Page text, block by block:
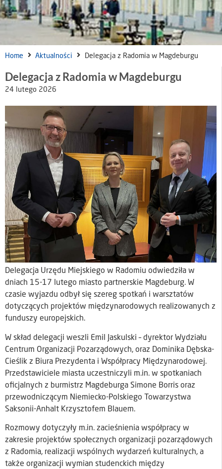
Home Aktualności Delegacja z Radomia w Magdeburgu
Delegacja z Radomia w Magdeburgu
24 lutego 2026
Delegacja Urzędu Miejskiego w Radomiu odwiedziła w
dniach 15-17 lutego miasto partnerskie Magdeburg. W
czasie wyjazdu odbył się szereg spotkań i warsztatów
dotyczących projektów międzynarodowych realizowanych z
funduszy europejskich.
W skład delegacji weszli Emil Jaskulski – dyrektor Wydziału
Centrum Organizacji Pozarządowych, oraz Dominika Dębska-
Cieślik z Biura Prezydenta i Współpracy Międzynarodowej.
Przedstawiciele miasta uczestniczyli m.in. w spotkaniach
oficjalnych z burmistrz Magdeburga Simone Borris oraz
przewodniczącym Niemiecko-Polskiego Towarzystwa
Saksonii-Anhalt Krzysztofem Blauem.
Rozmowy dotyczyły m.in. zacieśnienia współpracy w
zakresie projektów społecznych organizacji pozarządowych
z Radomia, realizacji wspólnych wydarzeń kulturalnych, a
także organizacji wymian studenckich między